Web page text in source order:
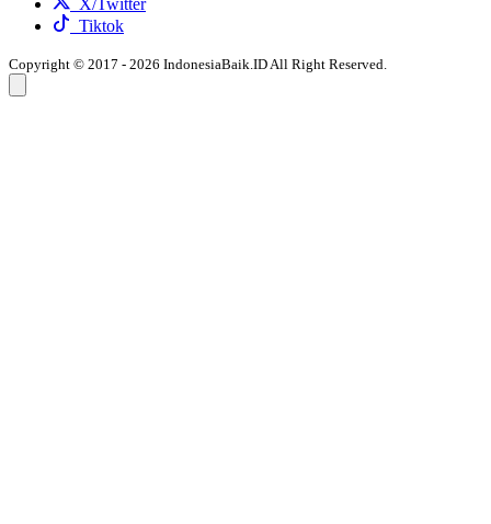
X/Twitter
Tiktok
Copyright © 2017 - 2026 IndonesiaBaik.ID All Right Reserved.